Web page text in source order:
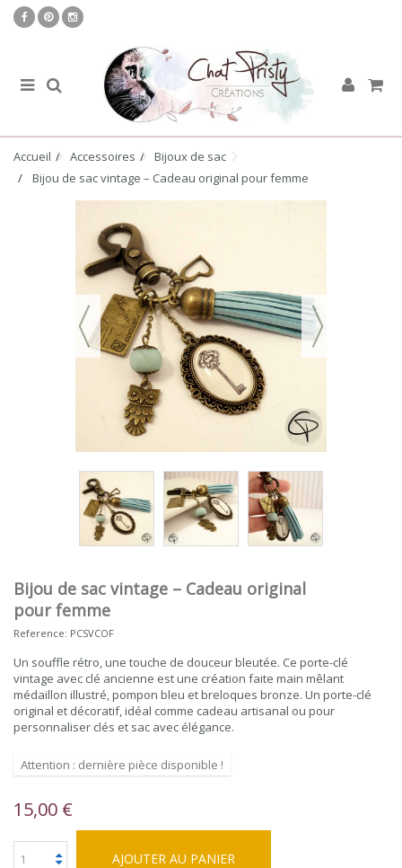
Accueil Accessoires
Bijoux de sac
Bijou de sac vintage – Cadeau original pour femme
Bijou de sac vintage – Cadeau original
pour femme
Reference: PCSVCOF
Un souffle rétro, une touche de douceur bleutée. Ce porte-clé
vintage avec clé ancienne est une création faite main mêlant
médaillon illustré, pompon bleu et breloques bronze. Un porte-clé
original et décoratif, idéal comme cadeau artisanal ou pour
personnaliser clés et sac avec élégance.
Attention : dernière pièce disponible !
15,00 €
AJOUTER AU PANIER